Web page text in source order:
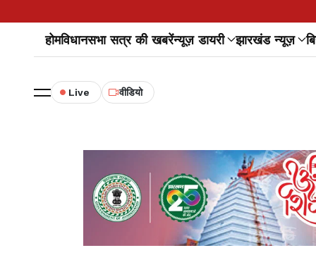
होमविधानसभा सत्र की खबरेंन्यूज़ डायरी झारखंड न्यूज़
Live वीडियो